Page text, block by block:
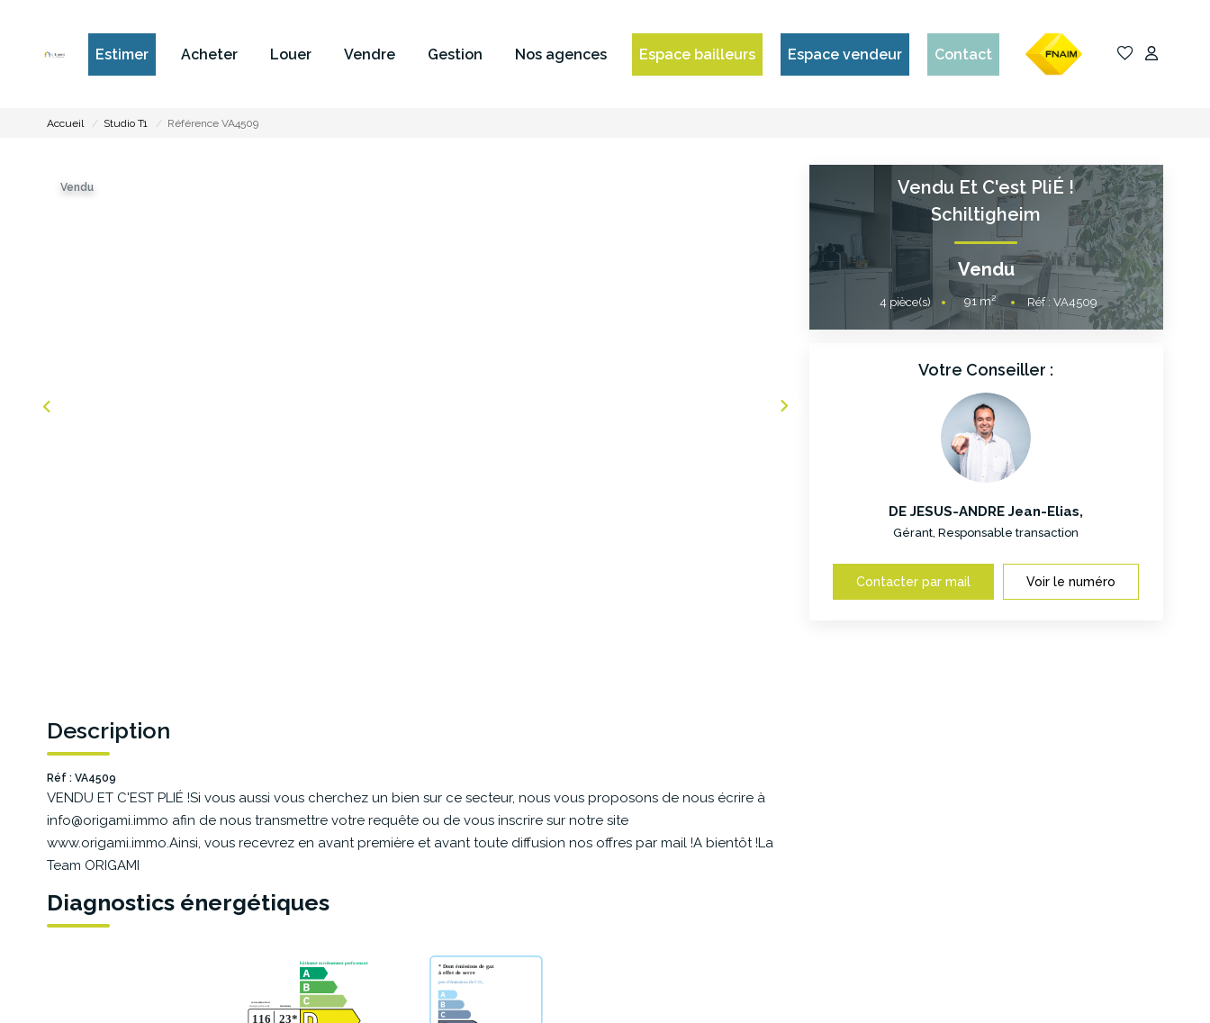
Estimer Acheter Louer Vendre Gestion Nos agences Espace bailleurs Espace vendeur Contact
Accueil Studio T1 Référence VA4509
Vendu
Description
Réf : VA4509
VENDU ET C'EST PLIÉ !Si vous aussi vous cherchez un bien sur ce secteur, nous vous proposons de nous écrire à
info@origami.immo afin de nous transmettre votre requête ou de vous inscrire sur notre site
www.origami.immo.Ainsi, vous recevrez en avant première et avant toute diffusion nos offres par mail !A bientôt !La
Team ORIGAMI
Diagnostics énergétiques
Vendu Et C'est PliÉ !
Schiltigheim
Vendu
4 pièce(s) 91m² Réf :VA4509
Votre Conseiller :
DE JESUS-ANDRE Jean-Elias,
Gérant, Responsable transaction
Contacter par mail Voir le numéro